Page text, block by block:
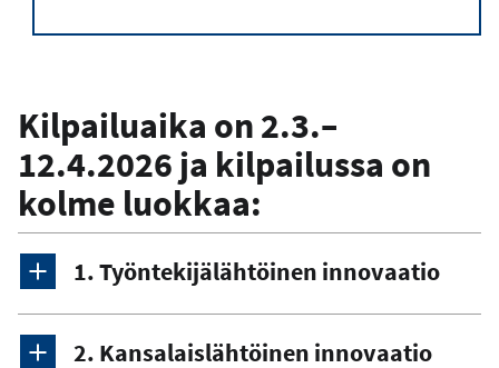
Kilpailuaika on 2.3.–
12.4.2026 ja kilpailussa on
kolme luokkaa:
1. Työntekijälähtöinen innovaatio
2. Kansalaislähtöinen innovaatio